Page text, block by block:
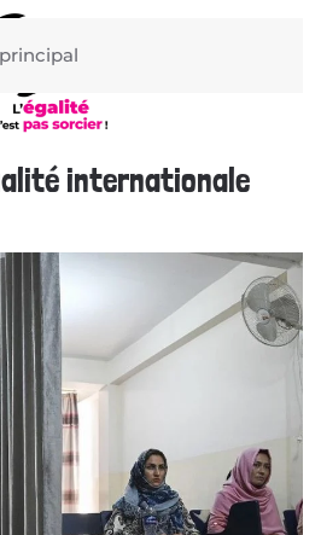
internationale